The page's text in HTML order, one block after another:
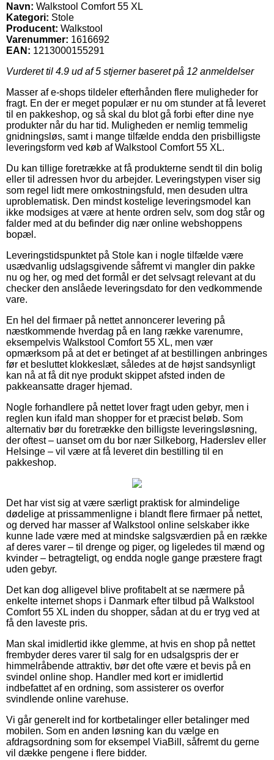
Navn: Walkstool Comfort 55 XL
Kategori: Stole
Producent: Walkstool
Varenummer: 1616692
EAN: 1213000155291
Vurderet til 4.9 ud af 5 stjerner baseret på 12 anmeldelser
Masser af e-shops tildeler efterhånden flere muligheder for
fragt. En der er meget populær er nu om stunder at få leveret
til en pakkeshop, og så skal du blot gå forbi efter dine nye
produkter når du har tid. Muligheden er nemlig temmelig
gnidningsløs, samt i mange tilfælde endda den prisbilligste
leveringsform ved køb af Walkstool Comfort 55 XL.
Du kan tillige foretrække at få produkterne sendt til din bolig
eller til adressen hvor du arbejder. Leveringstypen viser sig
som regel lidt mere omkostningsfuld, men desuden ultra
uproblematisk. Den mindst kostelige leveringsmodel kan
ikke modsiges at være at hente ordren selv, som dog står og
falder med at du befinder dig nær online webshoppens
bopæl.
Leveringstidspunktet på Stole kan i nogle tilfælde være
usædvanlig udslagsgivende såfremt vi mangler din pakke
nu og her, og med det formål er det selvsagt relevant at du
checker den anslåede leveringsdato for den vedkommende
vare.
En hel del firmaer på nettet annoncerer levering på
næstkommende hverdag på en lang række varenumre,
eksempelvis Walkstool Comfort 55 XL, men vær
opmærksom på at det er betinget af at bestillingen anbringes
før et besluttet klokkeslæt, således at de højst sandsynligt
kan nå at få dit nye produkt skippet afsted inden de
pakkeansatte drager hjemad.
Nogle forhandlere på nettet lover fragt uden gebyr, men i
reglen kun ifald man shopper for et præcist beløb. Som
alternativ bør du foretrække den billigste leveringsløsning,
der oftest – uanset om du bor nær Silkeborg, Haderslev eller
Helsinge – vil være at få leveret din bestilling til en
pakkeshop.
Det har vist sig at være særligt praktisk for almindelige
dødelige at prissammenligne i blandt flere firmaer på nettet,
og derved har masser af Walkstool online selskaber ikke
kunne lade være med at mindske salgsværdien på en række
af deres varer – til drenge og piger, og ligeledes til mænd og
kvinder – betragteligt, og endda nogle gange præstere fragt
uden gebyr.
Det kan dog alligevel blive profitabelt at se nærmere på
enkelte internet shops i Danmark efter tilbud på Walkstool
Comfort 55 XL inden du shopper, sådan at du er tryg ved at
få den laveste pris.
Man skal imidlertid ikke glemme, at hvis en shop på nettet
frembyder deres varer til salg for en udsalgspris der er
himmelråbende attraktiv, bør det ofte være et bevis på en
svindel online shop. Handler med kort er imidlertid
indbefattet af en ordning, som assisterer os overfor
svindlende online varehuse.
Vi går generelt ind for kortbetalinger eller betalinger med
mobilen. Som en anden løsning kan du vælge en
afdragsordning som for eksempel ViaBill, såfremt du gerne
vil dække pengene i flere bidder.